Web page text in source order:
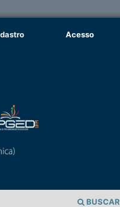
BUSCAR
Acesso